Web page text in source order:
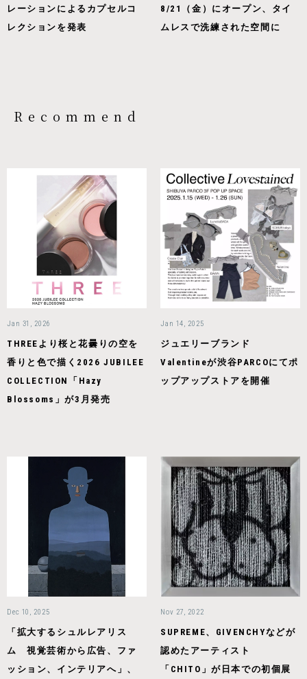
レーションによるカプセルコ
レクションを発表
8/21（金）にオープン、タイ
ムレスで洗練された空間に
Recommend
Jan 31, 2026
THREEより桜と花曇りの空を
香りと色で描く2026 JUBILEE
COLLECTION「Hazy
Blossoms」が3月発売
Jan 14, 2025
ジュエリーブランド
Valentineが渋谷PARCOにてポ
ップアップストアを開催
Dec 10, 2025
「拡大するシュルレアリス
ム 視覚芸術から広告、ファ
ッション、インテリアへ」、
Nov 27, 2022
SUPREME、GIVENCHYなどが
認めたアーティスト
「CHITO」が日本での初個展